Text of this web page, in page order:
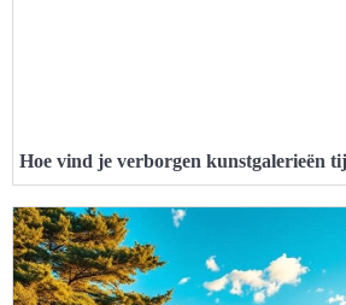
Hoe vind je verborgen kunstgalerieën